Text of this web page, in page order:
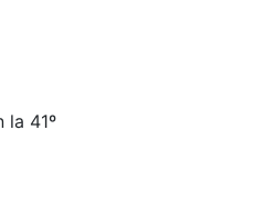
la 41º